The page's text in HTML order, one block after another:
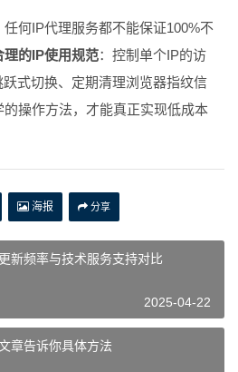
何IP代理服务都不能保证100%不
理的IP使用规范：控制单个IP的访
式切换、定期清理浏览器指纹信
操作方法，才能真正实现低成本
海报 分享
新频率与技术服务支持对比
2025-04-22
章告诉你具体方法